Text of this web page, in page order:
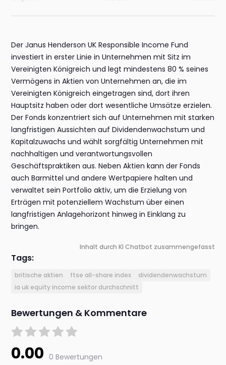
Der Janus Henderson UK Responsible Income Fund
investiert in erster Linie in Unternehmen mit Sitz im
Vereinigten Königreich und legt mindestens 80 % seines
Vermögens in Aktien von Unternehmen an, die im
Vereinigten Königreich eingetragen sind, dort ihren
Hauptsitz haben oder dort wesentliche Umsätze erzielen.
Der Fonds konzentriert sich auf Unternehmen mit starken
langfristigen Aussichten auf Dividendenwachstum und
Kapitalzuwachs und wählt sorgfältig Unternehmen mit
nachhaltigen und verantwortungsvollen
Geschäftspraktiken aus. Neben Aktien kann der Fonds
auch Barmittel und andere Wertpapiere halten und
verwaltet sein Portfolio aktiv, um die Erzielung von
Erträgen mit potenziellem Wachstum über einen
langfristigen Anlagehorizont hinweg in Einklang zu
bringen.
Inhalt durch KI Chatbot zusammengefasst
Tags:
britische aktien ftse all-share index
dividendenwachstum
ia uk equity income sektor durchschnitt
Bewertungen & Kommentare
0.00 0 Bewertungen